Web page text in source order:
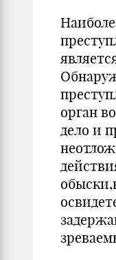
орган
дело и